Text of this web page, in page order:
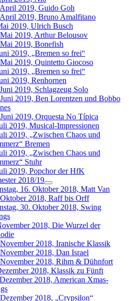
2019, Guido Goh
2019, Bruno Amalfitano
2019, Ulrich Busch
2019, Arthur Belousov
2019, Bonefish
2019, „Bremen so frei“
2019, Quintetto Giocoso
2019, „Bremen so frei“
2019, Renhornen
2019, Schlagzeug Solo
2019, Ben Lorentzen und Bobbo
2019, Orquesta No Típica
2019, Musical-Impressionen
2019, „Zwischen Chaos und
Bremen
2019, „Zwischen Chaos und
Stuhr
2019, Popchor der HfK
2018/19
16. Oktober 2018, Matt Van
2018, Raff bis Orff
30. Oktober 2018, Swing
2018, Die Wurzel der
2018, Iranische Klassik
2018, Dan Israel
2018, Rihm & Dühnfort
2018, Klassik zu Fünft
2018, American Xmas-
2018, „Crypsilon“